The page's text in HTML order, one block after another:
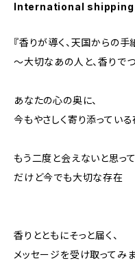
International
『香りが導く、天国からの手
〜大切なあの人と、香りで
あなたの心の奥に、
今もやさしく寄り添っている
もう二度と会えないと思って
だけど今でも大切な存在
香りとともにそっと届く、
メッセージを受け取ってみ